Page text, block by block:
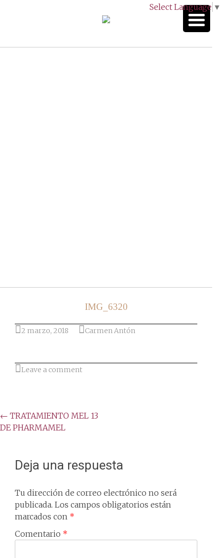
Select Language ▼
IMG_6320
2 marzo, 2018 Carmen Antón
Leave a comment
Post
navigation
← TRATAMIENTO MEL 13
DE PHARMAMEL
Deja una respuesta
Tu dirección de correo electrónico no será
publicada. Los campos obligatorios están
marcados con *
Comentario *